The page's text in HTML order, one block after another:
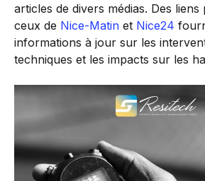
articles de divers médias. Des
ceux de Nice-Matin et Nice24
informations à jour sur les
techniques et les impacts sur les